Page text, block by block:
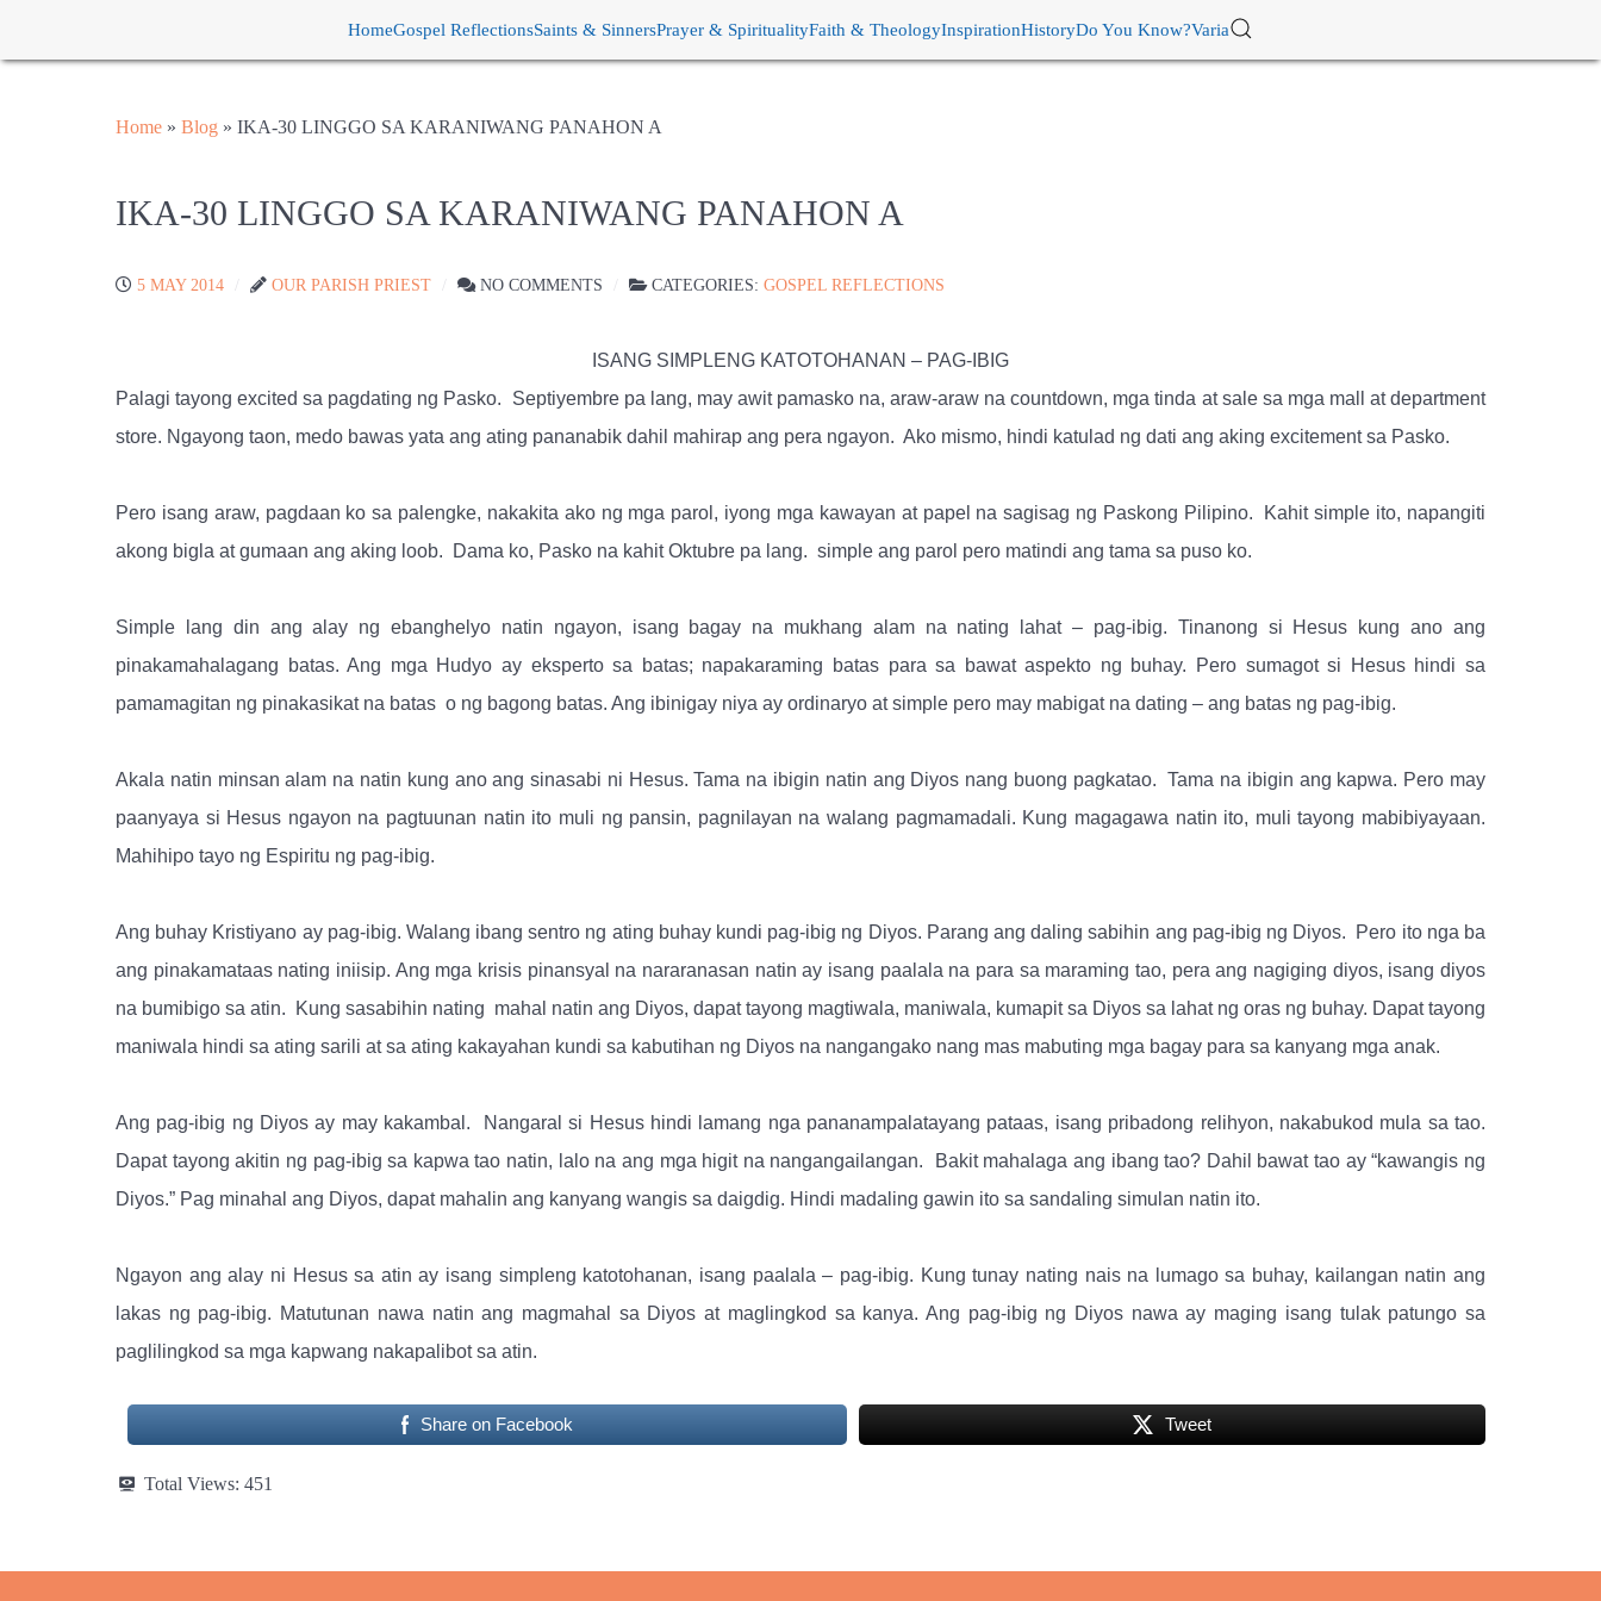
HomeGospel ReflectionsSaints & SinnersPrayer & SpiritualityFaith & TheologyInspirationHistoryDo You Know?Varia
Home » Blog » IKA-30 LINGGO SA KARANIWANG PANAHON A
IKA-30 LINGGO SA KARANIWANG PANAHON A
5 MAY 2014 OUR PARISH PRIEST NO COMMENTS CATEGORIES: GOSPEL REFLECTIONS
ISANG SIMPLENG KATOTOHANAN – PAG-IBIG
Palagi tayong excited sa pagdating ng Pasko.
Septiyembre pa lang, may awit pamasko na, araw-araw na countdown, mga tinda at sale sa mga mall at department
store. Ngayong taon, medo bawas yata ang ating pananabik dahil mahirap ang pera ngayon. Ako mismo, hindi katulad ng dati ang aking excitement sa Pasko.
Pero isang araw, pagdaan ko sa palengke, nakakita ako ng mga parol, iyong mga kawayan at papel na sagisag ng Paskong Pilipino.
Kahit simple ito, napangiti
akong bigla at gumaan ang aking loob.
Dama ko, Pasko na kahit Oktubre pa lang. simple ang parol pero matindi ang tama sa puso ko.
Simple lang din ang alay ng ebanghelyo natin ngayon, isang bagay na mukhang alam na nating lahat – pag-ibig. Tinanong si Hesus kung ano ang
pinakamahalagang batas. Ang mga Hudyo ay eksperto sa batas; napakaraming batas para sa bawat aspekto ng buhay. Pero sumagot si Hesus hindi sa
pamamagitan ng pinakasikat na batas o ng bagong batas. Ang ibinigay niya ay ordinaryo at simple pero may mabigat na dating – ang batas ng pag-ibig.
Akala natin minsan alam na natin kung ano ang sinasabi ni Hesus. Tama na ibigin natin ang Diyos nang buong pagkatao.
Tama na ibigin ang kapwa. Pero may
paanyaya si Hesus ngayon na pagtuunan natin ito muli ng pansin, pagnilayan na walang pagmamadali. Kung magagawa natin ito, muli tayong mabibiyayaan.
Mahihipo tayo ng Espiritu ng pag-ibig.
Ang buhay Kristiyano ay pag-ibig. Walang ibang sentro ng ating buhay kundi pag-ibig ng Diyos. Parang ang daling sabihin ang pag-ibig ng Diyos.
Pero ito nga ba
ang pinakamataas nating iniisip. Ang mga krisis pinansyal na nararanasan natin ay isang paalala na para sa maraming tao, pera ang nagiging diyos, isang diyos
na bumibigo sa atin.
Kung sasabihin nating mahal natin ang Diyos, dapat tayong magtiwala, maniwala, kumapit sa Diyos sa lahat ng oras ng buhay. Dapat tayong
maniwala hindi sa ating sarili at sa ating kakayahan kundi sa kabutihan ng Diyos na nangangako nang mas mabuting mga bagay para sa kanyang mga anak.
Ang pag-ibig ng Diyos ay may kakambal.
Nangaral si Hesus hindi lamang nga pananampalatayang pataas, isang pribadong relihyon, nakabukod mula sa tao.
Dapat tayong akitin ng pag-ibig sa kapwa tao natin, lalo na ang mga higit na nangangailangan.
Bakit mahalaga ang ibang tao? Dahil bawat tao ay “kawangis ng
Diyos.” Pag minahal ang Diyos, dapat mahalin ang kanyang wangis sa daigdig. Hindi madaling gawin ito sa sandaling simulan natin ito.
Ngayon ang alay ni Hesus sa atin ay isang simpleng katotohanan, isang paalala – pag-ibig. Kung tunay nating nais na lumago sa buhay, kailangan natin ang
lakas ng pag-ibig. Matutunan nawa natin ang magmahal sa Diyos at maglingkod sa kanya. Ang pag-ibig ng Diyos nawa ay maging isang tulak patungo sa
paglilingkod sa mga kapwang nakapalibot sa atin.
Share on Facebook Tweet
Total Views: 451